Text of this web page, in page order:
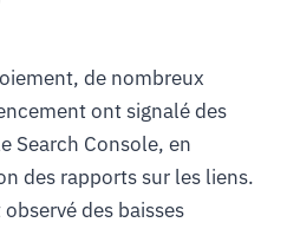
de nombreux
ont signalé des
Search Console, en
des rapports sur les liens.
des baisses